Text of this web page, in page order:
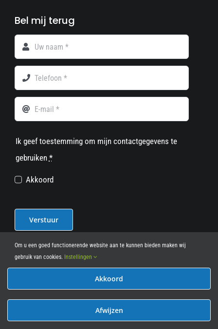
Bel mij terug
Ik geef toestemming om mijn contactgegevens te
gebruiken *
Akkoord
Verstuur
© 2012 - 2026• Leasy Bike • All Rights Reserved • powered
Om u een goed functionerende website aan te kunnen bieden maken wij
gebruik van cookies. Instellingen
Akkoord
Afwijzen